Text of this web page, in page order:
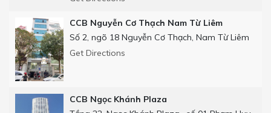
CCB Nguyễn Cơ Thạch Nam Từ Liêm
Số 2, ngõ 18 Nguyễn Cơ Thạch, Nam Từ Liêm
Get Directions
CCB Ngọc Khánh Plaza